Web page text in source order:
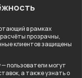
в рамках
прозрачны,
клиентов защищены
пользователи могут
а также узнать о